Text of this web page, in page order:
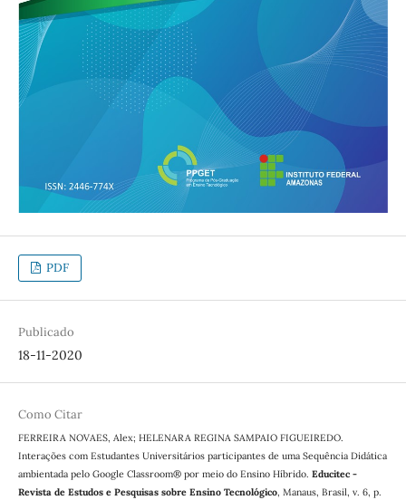
PDF
Publicado
18-11-2020
Como Citar
FERREIRA NOVAES, Alex; HELENARA REGINA SAMPAIO FIGUEIREDO.
Interações com Estudantes Universitários participantes de uma Sequência Didática
ambientada pelo Google Classroom® por meio do Ensino Híbrido. Educitec -
Revista de Estudos e Pesquisas sobre Ensino Tecnológico, Manaus, Brasil, v. 6, p.